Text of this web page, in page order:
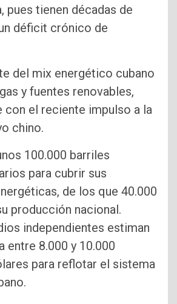
pues tienen décadas de
déficit crónico de
del mix energético cubano
y fuentes renovables,
con el reciente impulso a la
chino.
100.000 barriles
para cubrir sus
de los que 40.000
producción nacional.
independientes estiman
entre 8.000 y 10.000
para reflotar el sistema